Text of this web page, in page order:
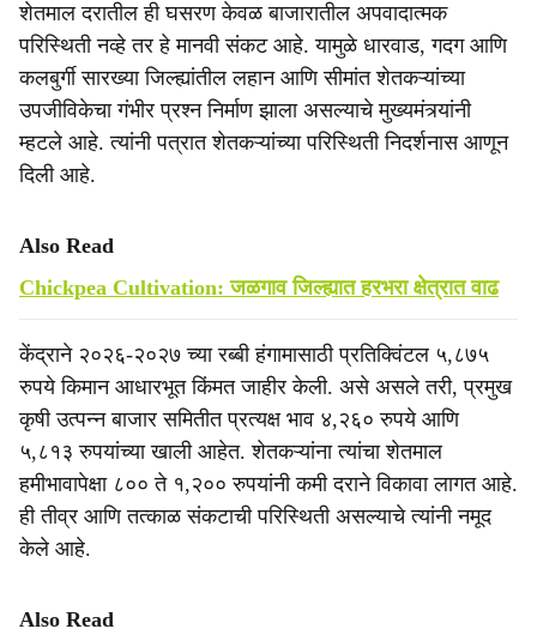
शेतमाल दरातील ही घसरण केवळ बाजारातील अपवादात्मक
परिस्थिती नव्हे तर हे मानवी संकट आहे. यामुळे धारवाड, गदग आणि
कलबुर्गी सारख्या जिल्ह्यांतील लहान आणि सीमांत शेतकऱ्यांच्या
उपजीविकेचा गंभीर प्रश्न निर्माण झाला असल्याचे मुख्यमंत्र्यांनी
म्हटले आहे. त्यांनी पत्रात शेतकऱ्यांच्या परिस्थिती निदर्शनास आणून
दिली आहे.
Also Read
Chickpea Cultivation: जळगाव जिल्ह्यात हरभरा क्षेत्रात वाढ
केंद्राने २०२६-२०२७ च्या रब्बी हंगामासाठी प्रतिक्विंटल ५,८७५
रुपये किमान आधारभूत किंमत जाहीर केली. असे असले तरी, प्रमुख
कृषी उत्पन्न बाजार समितीत प्रत्यक्ष भाव ४,२६० रुपये आणि
५,८१३ रुपयांच्या खाली आहेत. शेतकऱ्यांना त्यांचा शेतमाल
हमीभावापेक्षा ८०० ते १,२०० रुपयांनी कमी दराने विकावा लागत आहे.
ही तीव्र आणि तत्काळ संकटाची परिस्थिती असल्याचे त्यांनी नमूद
केले आहे.
Also Read